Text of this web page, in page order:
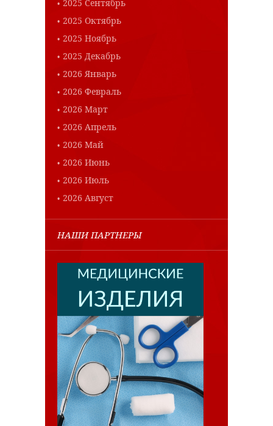
2025 Сентябрь
2025 Октябрь
2025 Ноябрь
2025 Декабрь
2026 Январь
2026 Февраль
2026 Март
2026 Апрель
2026 Май
2026 Июнь
2026 Июль
2026 Август
НАШИ ПАРТНЕРЫ